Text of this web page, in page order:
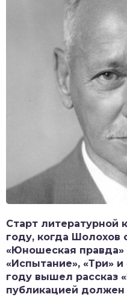
Старт литературной
году, когда Шолохов
«Юношеская
«Испытание», «Три»
году вышел рассказ
публикацией должен